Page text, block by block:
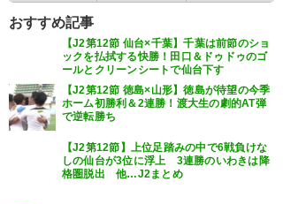
おすすめ記事
【J2第12節 仙台×千葉】千葉は前節のショ
ックを払拭する快勝！田口＆ドゥドゥのゴ
ールとクリーンシートで仙台下す
【J2第12節 徳島×山形】徳島が待望の今季
ホーム初勝利＆2連勝！渡大生の劇的AT弾
で逆転勝ち
【J2第12節】上位足踏みの中で6戦負けな
しの仙台が3位に浮上 3連勝のいわきは降
格圏脱出 他…J2まとめ